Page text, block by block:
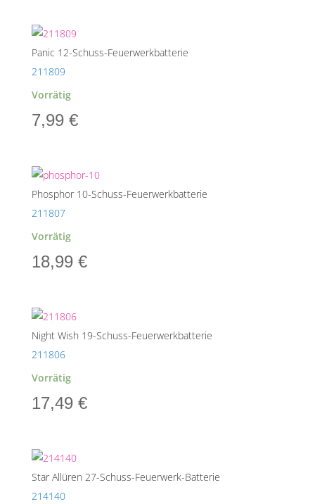
Panic 12-Schuss-Feuerwerkbatterie
211809
Vorrätig
7,99 €
Phosphor 10-Schuss-Feuerwerkbatterie
211807
Vorrätig
18,99 €
Night Wish 19-Schuss-Feuerwerkbatterie
211806
Vorrätig
17,49 €
Star Allüren 27-Schuss-Feuerwerk-Batterie
214140